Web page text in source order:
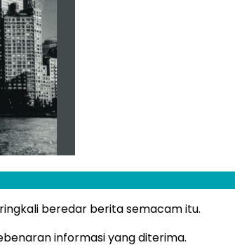
beredar berita semacam itu.
informasi yang diterima.